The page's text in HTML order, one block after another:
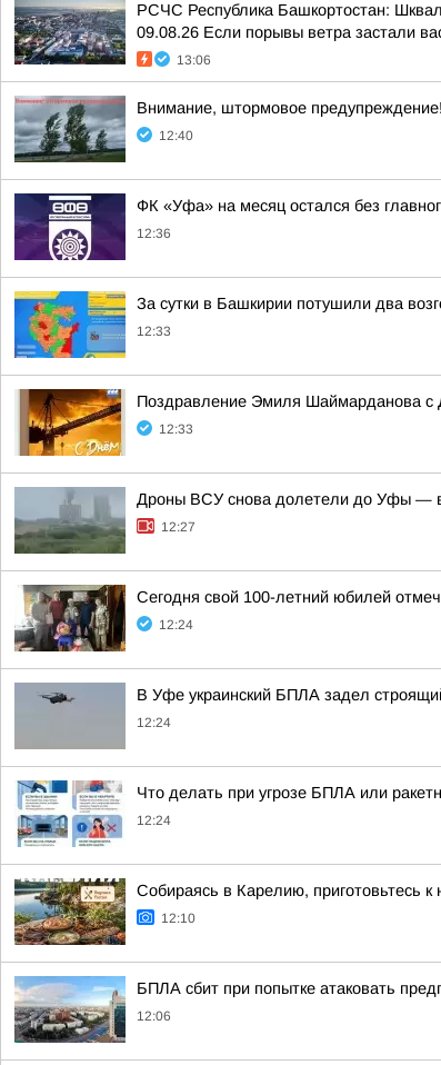
РСЧС Республика Башкортостан:
09.08.26 Если порывы ветра застали
13:06
Внимание, штормовое предупреждение!
12:40
ФК «Уфа» на месяц остался без
12:36
За сутки в Башкирии потушили два
12:33
Поздравление Эмиля Шаймарданова с
12:33
Дроны ВСУ снова долетели до Уфы —
12:27
Сегодня свой 100-летний юбилей
12:24
В Уфе украинский БПЛА задел
12:24
Что делать при угрозе БПЛА или
12:24
Собираясь в Карелию, приготовьтесь
12:10
БПЛА сбит при попытке атаковать
12:06